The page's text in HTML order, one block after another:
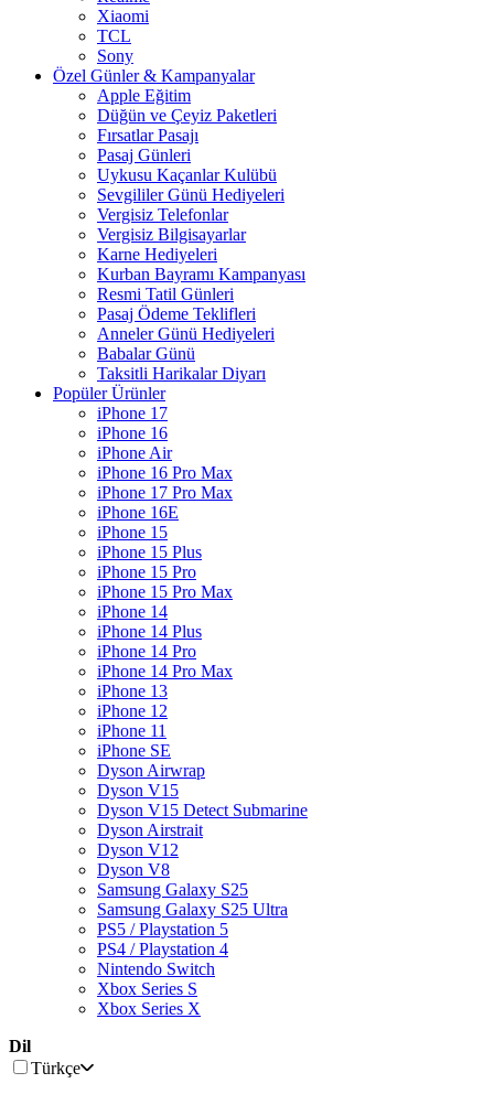
Xiaomi
TCL
Sony
Özel Günler & Kampanyalar
Apple Eğitim
Düğün ve Çeyiz Paketleri
Fırsatlar Pasajı
Pasaj Günleri
Uykusu Kaçanlar Kulübü
Sevgililer Günü Hediyeleri
Vergisiz Telefonlar
Vergisiz Bilgisayarlar
Karne Hediyeleri
Kurban Bayramı Kampanyası
Resmi Tatil Günleri
Pasaj Ödeme Teklifleri
Anneler Günü Hediyeleri
Babalar Günü
Taksitli Harikalar Diyarı
Popüler Ürünler
iPhone 17
iPhone 16
iPhone Air
iPhone 16 Pro Max
iPhone 17 Pro Max
iPhone 16E
iPhone 15
iPhone 15 Plus
iPhone 15 Pro
iPhone 15 Pro Max
iPhone 14
iPhone 14 Plus
iPhone 14 Pro
iPhone 14 Pro Max
iPhone 13
iPhone 12
iPhone 11
iPhone SE
Dyson Airwrap
Dyson V15
Dyson V15 Detect Submarine
Dyson Airstrait
Dyson V12
Dyson V8
Samsung Galaxy S25
Samsung Galaxy S25 Ultra
PS5 / Playstation 5
PS4 / Playstation 4
Nintendo Switch
Xbox Series S
Xbox Series X
Dil
Türkçe